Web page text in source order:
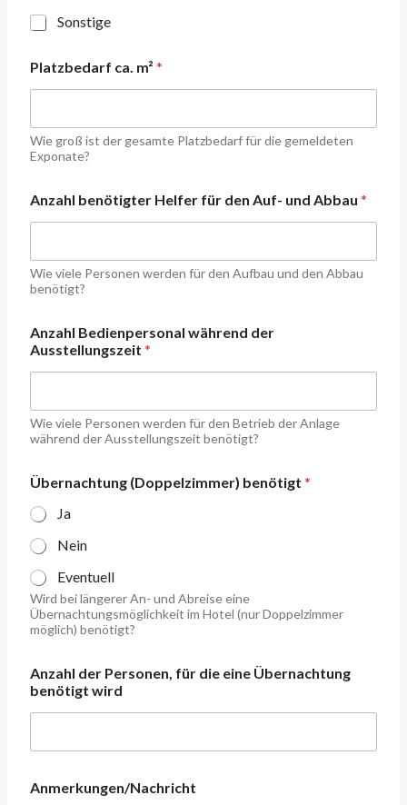
Sonstige
Platzbedarf ca. m² *
Wie groß ist der gesamte Platzbedarf für die gemeldeten
Exponate?
e
n
e
d
i
n
p
e
r
o
n
a
*
Anzahl benötigter Helfer für den Auf- und Abbau *
Wie viele Personen werden für den Aufbau und den Abbau
benötigt?
Anzahl Bedienpersonal während der
Ausstellungszeit *
Wie viele Personen werden für den Betrieb der Anlage
während der Ausstellungszeit benötigt?
Übernachtung (Doppelzimmer) benötigt *
Ja
Nein
Eventuell
Wird bei längerer An- und Abreise eine
Übernachtungsmöglichkeit im Hotel (nur Doppelzimmer
möglich) benötigt?
Anzahl der Personen, für die eine Übernachtung
benötigt wird
Anmerkungen/Nachricht